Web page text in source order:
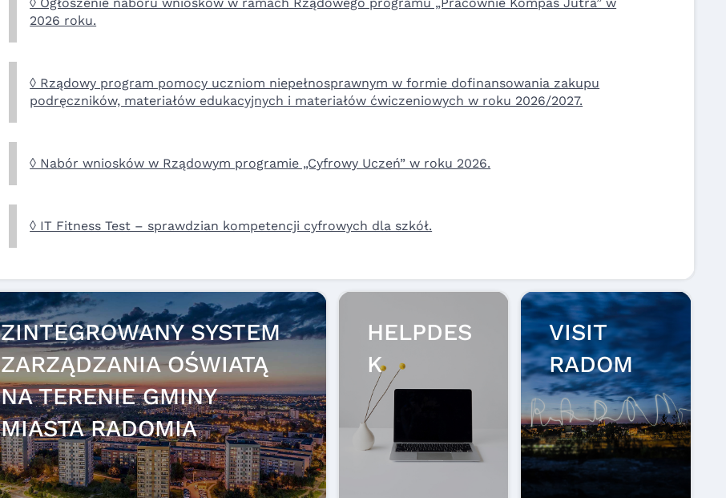
2026 roku.
◊ Rządowy program pomocy uczniom niepełnosprawnym w formie dofinansowania zakupu
podręczników, materiałów edukacyjnych i materiałów ćwiczeniowych w roku 2026/2027.
◊ Nabór wniosków w Rządowym programie „Cyfrowy Uczeń” w roku 2026.
◊ IT Fitness Test – sprawdzian kompetencji cyfrowych dla szkół.
ZINTEGROWANY SYSTEM
ZARZĄDZANIA OŚWIATĄ
NA TERENIE GMINY
MIASTA RADOMIA
HELPDES
K
VISIT
RADOM